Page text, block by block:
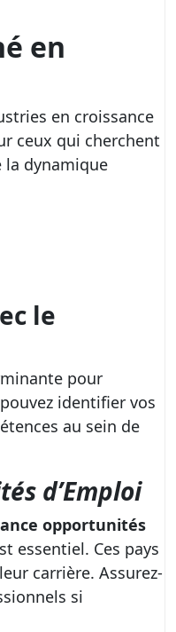
en
en croissance
ceux qui cherchent
la dynamique
le
pour
identifier vos
au sein de
d’Emploi
opportunités
essentiel. Ces pays
carrière. Assurez-
si